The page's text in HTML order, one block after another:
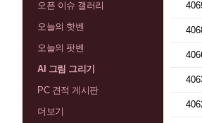
오픈 이슈 갤러리
오늘의 핫벤
오늘의 팟벤
AI 그림 그리기
PC 견적 게시판
더보기